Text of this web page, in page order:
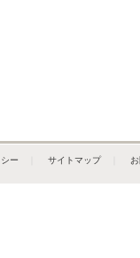
ー サイトマップ｜